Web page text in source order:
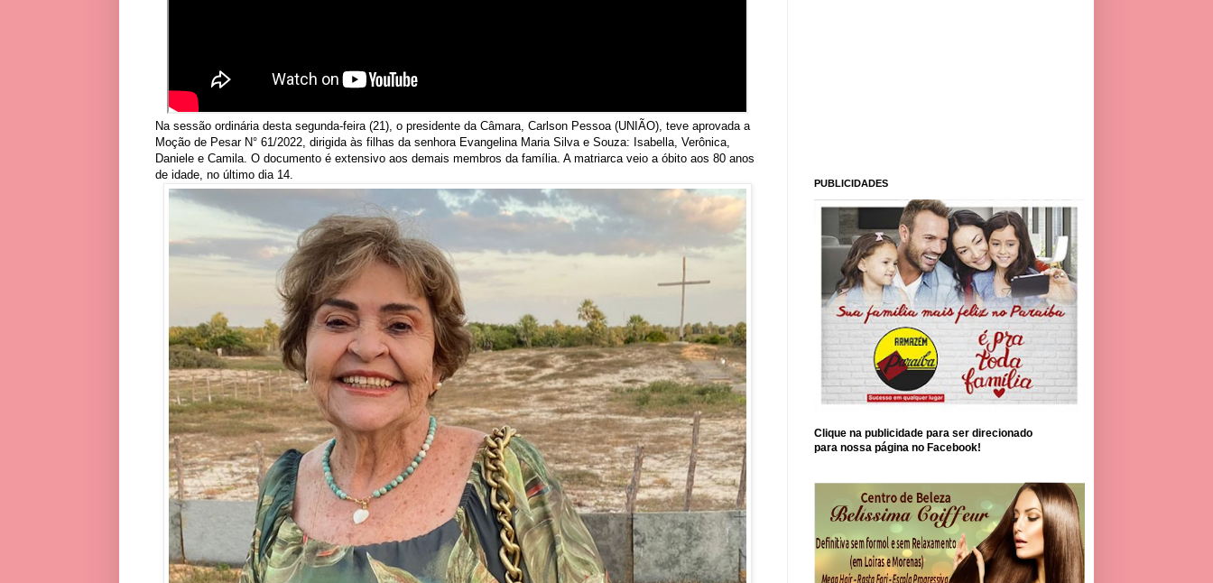
Na sessão ordinária desta segunda-feira (21), o presidente da Câmara, Carlson Pessoa (UNIÃO), teve aprovada a
Moção de Pesar N° 61/2022, dirigida às filhas da senhora Evangelina Maria Silva e Souza: Isabella, Verônica,
Daniele e Camila. O documento é extensivo aos demais membros da família. A matriarca veio a óbito aos 80 anos
de idade, no último dia 14.
PUBLICIDADES
Clique na publicidade para ser direcionado
para nossa página no Facebook!